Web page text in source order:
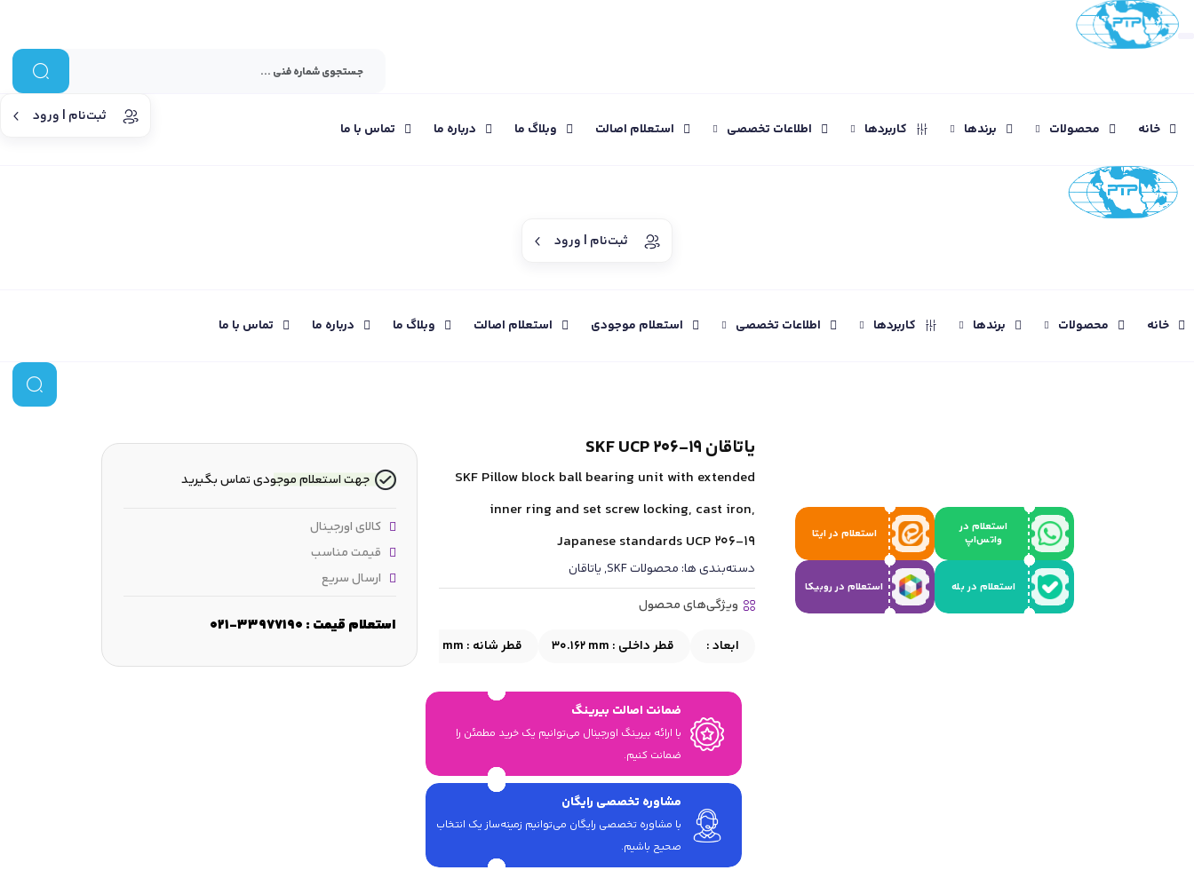
ثبت‌نام | ورود
خانه محصولات برندها کاربردها اطلاعات تخصصی استعلام اصالت وبلاگ ما درباره ما تماس با ما
ثبت‌نام | ورود
خانه محصولات برندها کاربردها اطلاعات تخصصی استعلام موجودی استعلام اصالت وبلاگ ما درباره ما تماس با ما
استعلام در
واتس‌اپ
استعلام در ایتا
استعلام در بله استعلام در روبیکا
یاتاقان SKF UCP 206-19
SKF Pillow block ball bearing unit with extended
inner ring and set screw locking, cast iron,
Japanese standards UCP 206-19
دسته‌بندی ها: محصولات SKF ,یاتاقان
ویژگی‌های محصول
ابعاد : قطر داخلی : 30.162 mm قطر شانه : ≈39.8 mm
ضمانت اصالت بیرینگ
با ارائه بیرینگ اورجینال می‎‌توانیم یک خرید مطمئن را
ضمانت کنیم.
مشاوره تخصصی رایگان
با مشاوره تخصصی رایگان می‌توانیم زمینه‌ساز یک انتخاب
صحیح باشیم.
جهت استعلام موجودی تماس بگیرید
کالای اورجینال
قیمت مناسب
ارسال سریع
استعلام قیمت : 33977190-021